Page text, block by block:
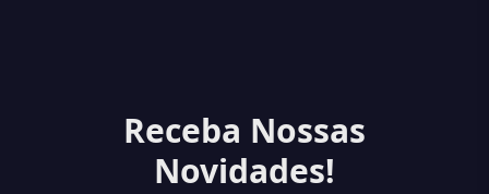
Receba Nossas
Novidades!